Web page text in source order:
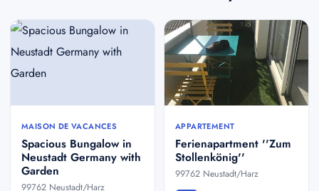
MAISON DE VACANCES
Spacious Bungalow in
Neustadt Germany with
Garden
99762 Neustadt/Harz
APPARTEMENT
Ferienapartment ''Zum
Stollenkönig''
99762 Neustadt/Harz